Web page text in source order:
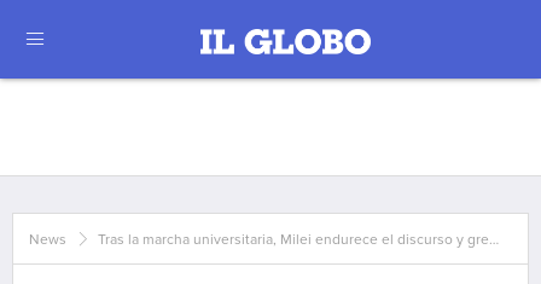
News Tras la marcha universitaria, Milei endurece el discurso y gre…